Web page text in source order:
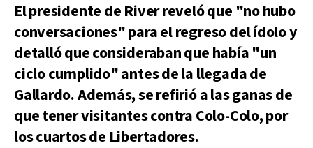
El presidente de River reveló que "no hubo
conversaciones" para el regreso del ídolo y
detalló que consideraban que había "un
ciclo cumplido" antes de la llegada de
Gallardo. Además, se refirió a las ganas de
que tener visitantes contra Colo-Colo, por
los cuartos de Libertadores.